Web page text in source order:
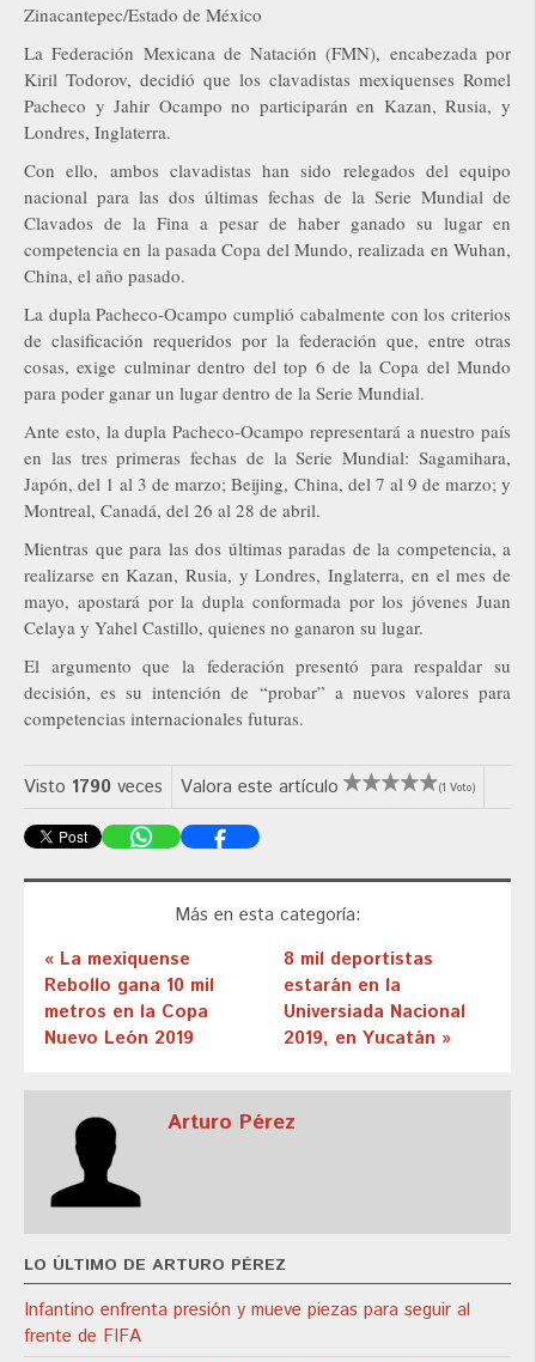
Zinacantepec/Estado de México
La Federación Mexicana de Natación (FMN), encabezada por
Kiril Todorov, decidió que los clavadistas mexiquenses Romel
Pacheco y Jahir Ocampo no participarán en Kazan, Rusia, y
Londres, Inglaterra.
Con ello, ambos clavadistas han sido relegados del equipo
nacional para las dos últimas fechas de la Serie Mundial de
Clavados de la Fina a pesar de haber ganado su lugar en
competencia en la pasada Copa del Mundo, realizada en Wuhan,
China, el año pasado.
La dupla Pacheco-Ocampo cumplió cabalmente con los criterios
de clasificación requeridos por la federación que, entre otras
cosas, exige culminar dentro del top 6 de la Copa del Mundo
para poder ganar un lugar dentro de la Serie Mundial.
Ante esto, la dupla Pacheco-Ocampo representará a nuestro país
en las tres primeras fechas de la Serie Mundial: Sagamihara,
Japón, del 1 al 3 de marzo; Beijing, China, del 7 al 9 de marzo; y
Montreal, Canadá, del 26 al 28 de abril.
Mientras que para las dos últimas paradas de la competencia, a
realizarse en Kazan, Rusia, y Londres, Inglaterra, en el mes de
mayo, apostará por la dupla conformada por los jóvenes Juan
Celaya y Yahel Castillo, quienes no ganaron su lugar.
El argumento que la federación presentó para respaldar su
decisión, es su intención de “probar” a nuevos valores para
competencias internacionales futuras.
Visto 1790 veces Valora este artículo (1 Voto)
Más en esta categoría:
« La mexiquense
Rebollo gana 10 mil
metros en la Copa
Nuevo León 2019
8 mil deportistas
estarán en la
Universiada Nacional
2019, en Yucatán »
Arturo Pérez
LO ÚLTIMO DE ARTURO PÉREZ
Infantino enfrenta presión y mueve piezas para seguir al
frente de FIFA